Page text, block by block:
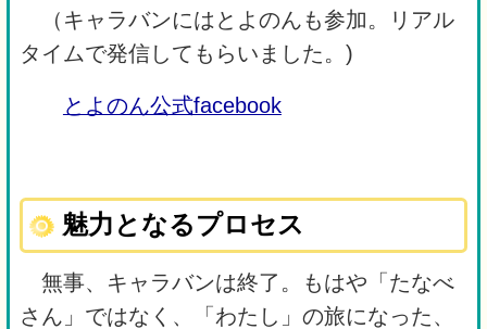
（キャラバンにはとよのんも参加。リアル
タイムで発信してもらいました。)
とよのん公式facebook
魅力となるプロセス
無事、キャラバンは終了。もはや「たなべ
さん」ではなく、「わたし」の旅になった、